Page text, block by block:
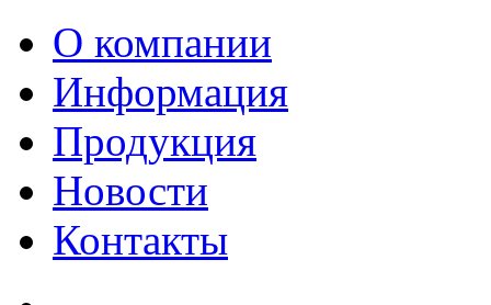
О компании
Информация
Продукция
Новости
Контакты